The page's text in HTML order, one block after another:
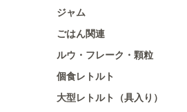
ジャム
ごはん関連
ルウ・フレーク・顆粒
個食レトルト
大型レトルト（具入り）